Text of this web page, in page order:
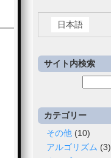
日本語
サイト内検索
カテゴリー
その他(10)
アルゴリズム (3)